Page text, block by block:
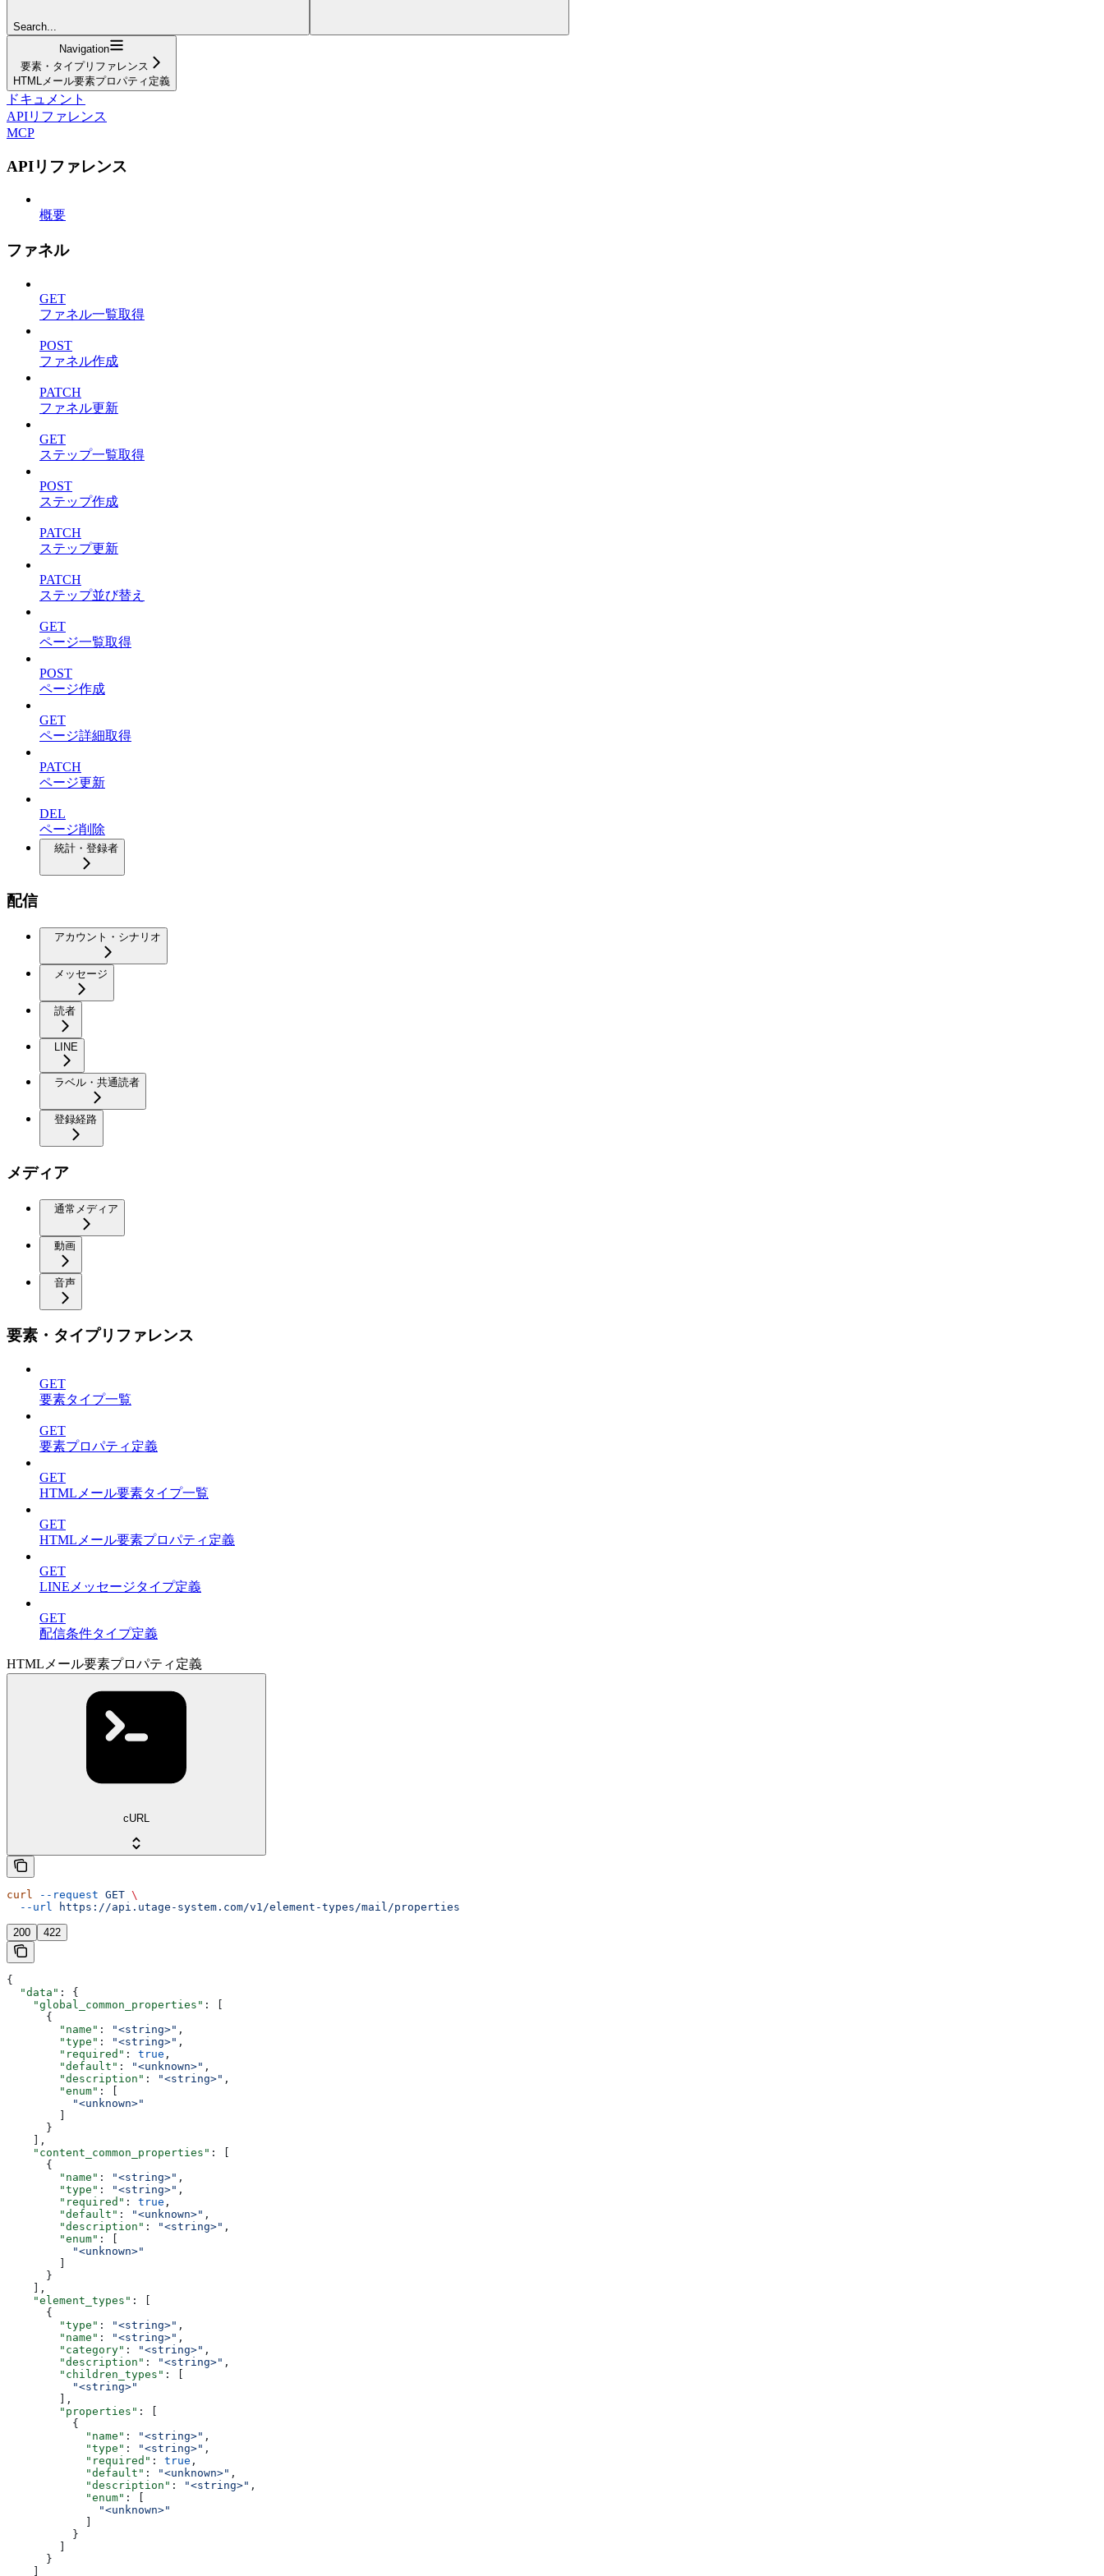
Search...
Navigation
要素・タイプリファレンス
HTMLメール要素プロパティ定義
ドキュメント
APIリファレンス
MCP
APIリファレンス
概要
ファネル
GET
ファネル一覧取得
POST
ファネル作成
PATCH
ファネル更新
GET
ステップ一覧取得
POST
ステップ作成
PATCH
ステップ更新
PATCH
ステップ並び替え
GET
ページ一覧取得
POST
ページ作成
GET
ページ詳細取得
PATCH
ページ更新
DEL
ページ削除
統計・登録者
配信
アカウント・シナリオ
メッセージ
読者
LINE
ラベル・共通読者
登録経路
メディア
通常メディア
動画
音声
要素・タイプリファレンス
GET
要素タイプ一覧
GET
要素プロパティ定義
GET
HTMLメール要素タイプ一覧
GET
HTMLメール要素プロパティ定義
GET
LINEメッセージタイプ定義
GET
配信条件タイプ定義
HTMLメール要素プロパティ定義
cURL
curl --request GET \
  --url
https://api.utage-system.com/v1/element-types/mail/properties
200 422
{
  "data"
: {
    "global_common_properties"
: [
      {
        "name"
: "<string>" ,
        "type"
: "<string>" ,
        "required"
: true ,
        "default"
: "<unknown>" ,
        "description"
: "<string>" ,
        "enum"
: [
          "<unknown>"
        ]
      }
    ],
    "content_common_properties"
: [
      {
        "name"
: "<string>" ,
        "type"
: "<string>" ,
        "required"
: true ,
        "default"
: "<unknown>" ,
        "description"
: "<string>" ,
        "enum"
: [
          "<unknown>"
        ]
      }
    ],
    "element_types"
: [
      {
        "type"
: "<string>" ,
        "name"
: "<string>" ,
        "category"
: "<string>" ,
        "description"
: "<string>" ,
        "children_types"
: [
          "<string>"
        ],
        "properties"
: [
          {
            "name"
: "<string>" ,
            "type"
: "<string>" ,
            "required"
: true ,
            "default"
: "<unknown>" ,
            "description"
: "<string>" ,
            "enum"
: [
              "<unknown>"
            ]
          }
        ]
      }
    ]